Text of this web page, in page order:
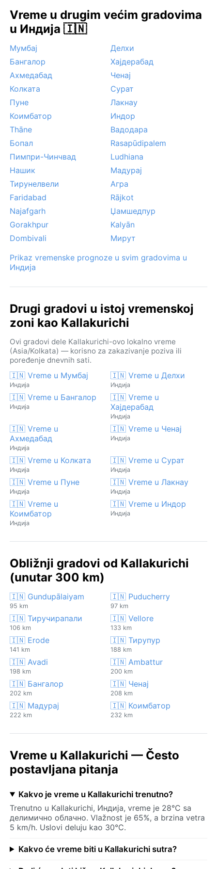
naročito u oktobru i novembru. Magla nije uobičajena,
ali tokom monsuna gusti oblaci često zaklanjaju
sunce. Letnje vrućine mogu biti iscrpljujuće, pa se
preporučuje izbegavanje boravka na otvorenom u
podnevnim satima.
Vreme u drugim većim gradovima
u Индија 🇮🇳
Мумбај
Делхи
Бангалор
Хајдерабад
Ахмедабад
Ченај
Колката
Сурат
Пуне
Лакнау
Коимбатор
Индор
Thāne
Вадодара
Бопал
Rasapūdipalem
Пимпри-Чинчвад
Ludhiana
Нашик
Мадурај
Тирунелвели
Агра
Faridabad
Rājkot
Najafgarh
Џамшедпур
Gorakhpur
Kalyān
Dombivali
Мирут
Prikaz vremenske prognoze u svim gradovima u
Индија
Drugi gradovi u istoj vremenskoj
zoni kao Kallakurichi
Ovi gradovi dele Kallakurichi-ovo lokalno vreme
(Asia/Kolkata) — korisno za zakazivanje poziva ili
poređenje dnevnih sati.
🇮🇳 Vreme u Мумбај
Индија
🇮🇳 Vreme u Делхи
Индија
🇮🇳 Vreme u Бангалор
Индија
🇮🇳 Vreme u
Хајдерабад
Индија
🇮🇳 Vreme u
Ахмедабад
Индија
🇮🇳 Vreme u Ченај
Индија
🇮🇳 Vreme u Колката
Индија
🇮🇳 Vreme u Сурат
Индија
🇮🇳 Vreme u Пуне
Индија
🇮🇳 Vreme u Лакнау
Индија
🇮🇳 Vreme u
Коимбатор
Индија
🇮🇳 Vreme u Индор
Индија
Obližnji gradovi od Kallakurichi
(unutar 300 km)
🇮🇳 Gundupālaiyam
95 km
🇮🇳 Puducherry
97 km
🇮🇳 Тиручирапали
106 km
🇮🇳 Vellore
133 km
🇮🇳 Erode
141 km
🇮🇳 Тирупур
188 km
🇮🇳 Avadi
198 km
🇮🇳 Ambattur
200 km
🇮🇳 Бангалор
202 km
🇮🇳 Ченај
208 km
🇮🇳 Мадурај
222 km
🇮🇳 Коимбатор
232 km
Vreme u Kallakurichi — Često
postavljana pitanja
Kakvo je vreme u Kallakurichi trenutno?
Trenutno u Kallakurichi, Индија, vreme je 28°C sa
делимично облачно. Vlažnost je 65%, a brzina vetra
5 km/h. Uslovi deluju kao 30°C.
Kakvo će vreme biti u Kallakurichi sutra?